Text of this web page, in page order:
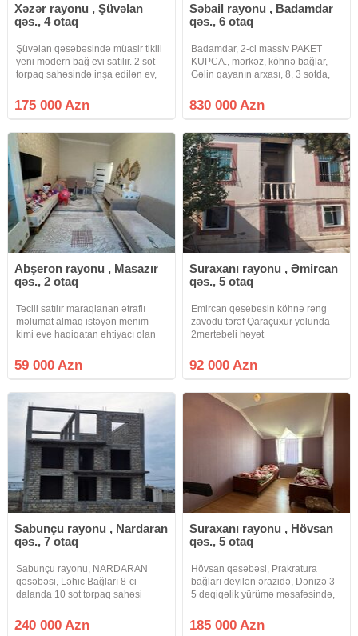
Xəzər rayonu , Şüvəlan
qəs., 4 otaq
Şüvəlan qəsəbəsində müasir tikili
yeni modern bağ evi satılır. 2 sot
torpaq sahəsində inşa edilən ev,
Mətbəxt 3 Yataq otağı 2 Saunzer
(evin daxilində). Hovuz /Besetka. 1
175 000 Azn
Səbail rayonu , Badamdar
qəs., 6 otaq
Badamdar, 2-ci massiv PAKET
KUPCA., mərkəz, köhnə bağlar,
Gəlin qayanın arxası, 8, 3 sotda,
100m2 zal, 30m2 xoll, 4
san.qovşağı, ayrıca qarderob
830 000 Azn
Abşeron rayonu , Masazır
qəs., 2 otaq
Tecili satılır maraqlanan ətraflı
məlumat almaq istəyən menim
kimi eve haqiqatan ehtiyacı olan
zeng estin vatsapa yox , cibi, başı
boslar narahat etmesin
59 000 Azn
Suraxanı rayonu , Əmircan
qəs., 5 otaq
Emircan qesebesin köhnə rəng
zavodu tərəf Qaraçuxur yolunda
2mertebeli həyət
mesafede.merkezi konalizasiya
bütün kom.deraitler daimidi.kombi
rahatlıqla daxil olur
92 000 Azn
Sabunçu rayonu , Nardaran
qəs., 7 otaq
Sabunçu rayonu, NARDARAN
qəsəbəsi, Ləhic Bağları 8-ci
dalanda 10 sot torpaq sahəsi
7 otaqlı podmayak bağ evi satılır.
Ümumi tikili sahəsi 486 kv.m olan
240 000 Azn
Suraxanı rayonu , Hövsan
qəs., 5 otaq
Hövsan qəsəbəsi, Prakratura
bağları deyilən ərazidə, Dənizə 3-
5 dəqiqəlik yürümə məsafəsində,
(bağ evi) satıram. Ev, imumi 6.2-
sot torpaqda tikilib. Sənədi-Paket,
185 000 Azn